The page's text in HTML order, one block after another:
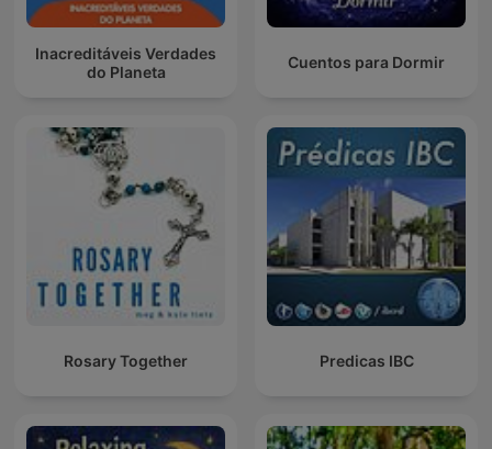
Inacreditáveis Verdades
do Planeta
Cuentos para Dormir
Rosary Together Predicas IBC